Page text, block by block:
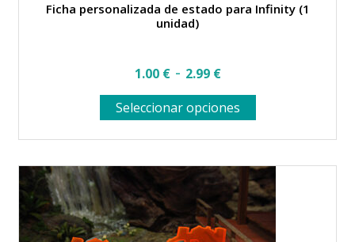
Ficha personalizada de estado para Infinity (1
unidad)
1.00 € - 2.99 €Rango
de
precios:
desde
1.00 €
hasta
2.99 €
Seleccionar opciones
producto
variantes.
Las
opciones
se
pueden